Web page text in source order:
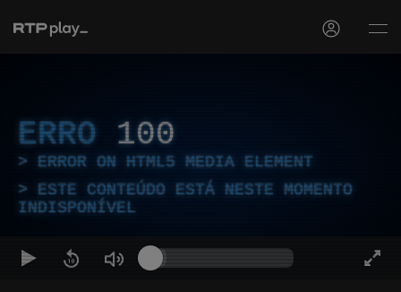
ERRO 100
ERROR ON HTML5 MEDIA ELEMENT
ESTE CONTEÚDO ESTÁ NESTE MOMENTO
INDISPONÍVEL